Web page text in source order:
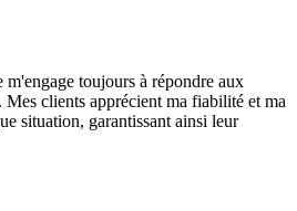
toujours à répondre aux
Mes clients apprécient ma fiabilité et ma
situation, garantissant ainsi leur